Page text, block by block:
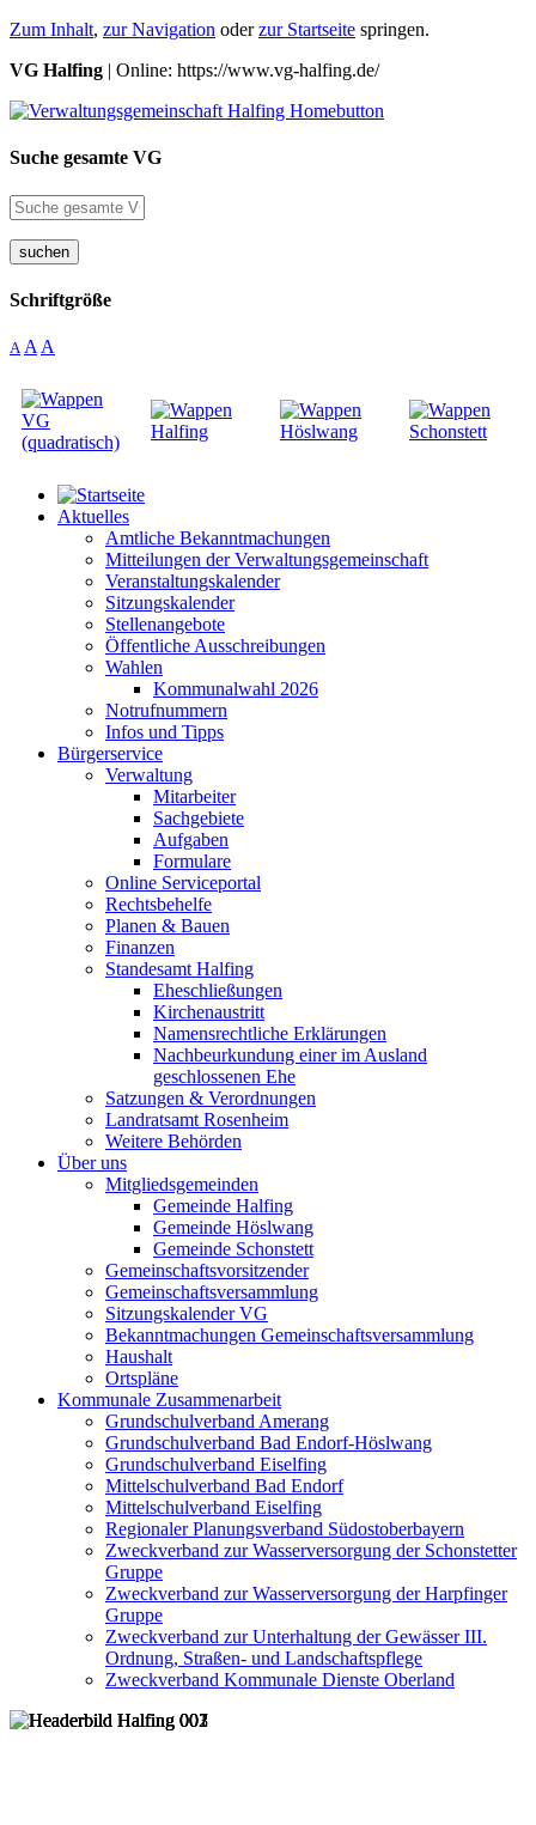
Zum Inhalt, zur Navigation oderzur Startseite springen.
VG Halfing | Online: https://www.vg-halfing.de/
Suche gesamte VG
suchen
Schriftgröße
A A A
Aktuelles
Amtliche Bekanntmachungen
Mitteilungen der Verwaltungsgemeinschaft
Veranstaltungskalender
Sitzungskalender
Stellenangebote
Öffentliche Ausschreibungen
Wahlen
Kommunalwahl 2026
Notrufnummern
Infos und Tipps
Bürgerservice
Verwaltung
Mitarbeiter
Sachgebiete
Aufgaben
Formulare
Online Serviceportal
Rechtsbehelfe
Planen & Bauen
Finanzen
Standesamt Halfing
Eheschließungen
Kirchenaustritt
Namensrechtliche Erklärungen
Nachbeurkundung einer im Ausland
geschlossenen Ehe
Satzungen & Verordnungen
Landratsamt Rosenheim
Weitere Behörden
Über uns
Mitgliedsgemeinden
Gemeinde Halfing
Gemeinde Höslwang
Gemeinde Schonstett
Gemeinschaftsvorsitzender
Gemeinschaftsversammlung
Sitzungskalender VG
Bekanntmachungen Gemeinschaftsversammlung
Haushalt
Ortspläne
Kommunale Zusammenarbeit
Grundschulverband Amerang
Grundschulverband Bad Endorf-Höslwang
Grundschulverband Eiselfing
Mittelschulverband Bad Endorf
Mittelschulverband Eiselfing
Regionaler Planungsverband Südostoberbayern
Zweckverband zur Wasserversorgung der Schonstetter
Gruppe
Zweckverband zur Wasserversorgung der Harpfinger
Gruppe
Zweckverband zur Unterhaltung der Gewässer III.
Ordnung, Straßen- und Landschaftspflege
Zweckverband Kommunale Dienste Oberland